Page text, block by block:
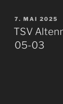
7. MAI 2025
TSV
05-03